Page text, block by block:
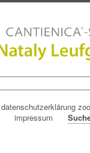
datenschutzerklärung
impressum